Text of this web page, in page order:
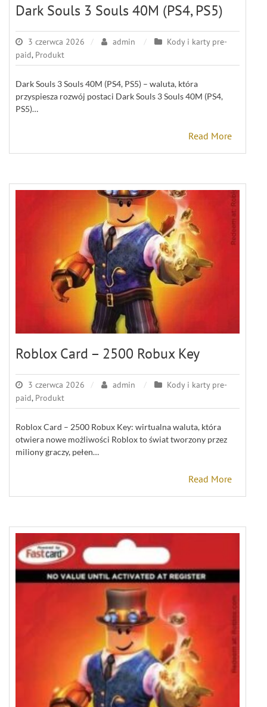
Dark Souls 3 Souls 40M (PS4, PS5)
3 czerwca 2026 admin
Kody i karty pre-
paid, Produkt
Dark Souls 3 Souls 40M (PS4, PS5) – waluta, która
przyspiesza rozwój postaci Dark Souls 3 Souls 40M (PS4,
PS5)…
Read More
Roblox Card – 2500 Robux Key
3 czerwca 2026 admin
Kody i karty pre-
paid, Produkt
Roblox Card – 2500 Robux Key: wirtualna waluta, która
otwiera nowe możliwości Roblox to świat tworzony przez
miliony graczy, pełen…
Read More